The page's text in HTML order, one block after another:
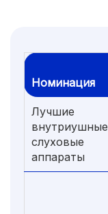
Номинация
Лучшие
внутриушные
слуховые
аппараты